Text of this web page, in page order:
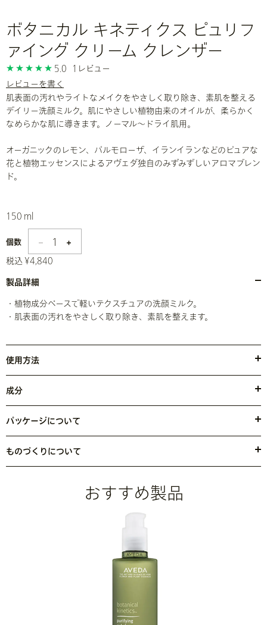
ボタニカル キネティクス ピュリフ
ァイング クリーム クレンザー
5.0
1レビュー
レビューを書く
肌表面の汚れやライトなメイクをやさしく取り除き、素肌を整える
デイリー洗顔ミルク。肌にやさしい植物由来のオイルが、柔らかく
なめらかな肌に導きます。ノーマル〜ドライ肌用。
オーガニックのレモン、パルモローザ、イランイランなどのピュアな
花と植物エッセンスによるアヴェダ独自のみずみずしいアロマブレン
ド。
150 ml
個数 1
税込 ¥4,840
製品詳細
・植物成分ベースで軽いテクスチュアの洗顔ミルク。
・肌表面の汚れをやさしく取り除き、素肌を整えます。
使用方法
適量を手のひらにとり、顔から首にかけて円を描くようにマッサー
ジしながら優しく洗います。
成分
●水・トリ（カプリル酸／カプリン酸）グリセリル・グリセリン・
（カプリル／カプリン酸）ヤシアルキル・ステアリン酸・ココイルイ
タン・ステアリルアルコール・コカミドプロピルＰＧジモニウムクロ
リドリン酸・水添レシチン・カプリリルグリコール・キサンタンガ
スコルビル・フェノキシエタノール・香料<JILN008027
※ アヴェダの商品の成分は日々進化していきます。成分については最新の
パッケージについて
ボトルは、使用済みペットボトルから生まれた再生PET樹脂を100％
使用しています。
ものづくりについて
風力・太陽光発電で製品を製造 しています。
を通じてアヴェダの太陽電池や風力エネルギーによる電力が供給されています。更に、
ェイスト認証を取得できるよう取り組んでいます。また、美容業界において、100%再
おすすめ製品